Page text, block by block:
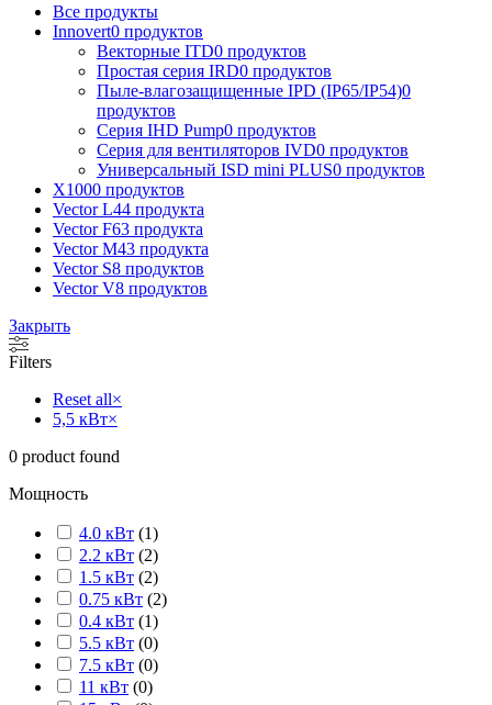
Все продукты
Innovert0 продуктов
Векторные ITD0 продуктов
Простая серия IRD0 продуктов
Пыле-влагозащищенные IPD (IP65/IP54)0
продуктов
Серия IHD Pump0 продуктов
Серия для вентиляторов IVD0 продуктов
Универсальный ISD mini PLUS0 продуктов
X1000 продуктов
Vector L44 продукта
Vector F63 продукта
Vector M43 продукта
Vector S8 продуктов
Vector V8 продуктов
Закрыть
Filters
Reset all×
5,5 кВт×
0 product found
Мощность
4.0 кВт (1)
2.2 кВт (2)
1.5 кВт (2)
0.75 кВт (2)
0.4 кВт (1)
5.5 кВт (0)
7.5 кВт (0)
11 кВт (0)